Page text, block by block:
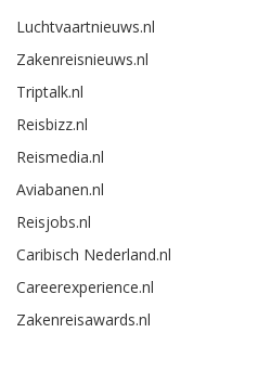
Luchtvaartnieuws.nl
Zakenreisnieuws.nl
Triptalk.nl
Reisbizz.nl
Reismedia.nl
Aviabanen.nl
Reisjobs.nl
Caribisch Nederland.nl
Careerexperience.nl
Zakenreisawards.nl